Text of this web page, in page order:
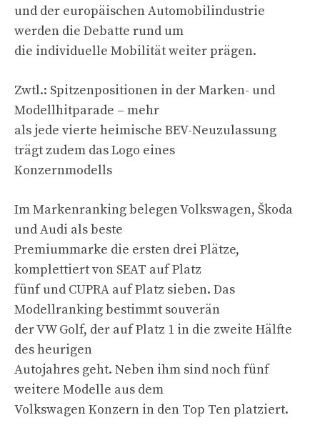
und der europäischen Automobilindustrie
werden die Debatte rund um
die individuelle Mobilität weiter prägen.
Zwtl.: Spitzenpositionen in der Marken- und
Modellhitparade – mehr
als jede vierte heimische BEV-Neuzulassung
trägt zudem das Logo eines
Konzernmodells
Im Markenranking belegen Volkswagen, Škoda
und Audi als beste
Premiummarke die ersten drei Plätze,
komplettiert von SEAT auf Platz
fünf und CUPRA auf Platz sieben. Das
Modellranking bestimmt souverän
der VW Golf, der auf Platz 1 in die zweite Hälfte
des heurigen
Autojahres geht. Neben ihm sind noch fünf
weitere Modelle aus dem
Volkswagen Konzern in den Top Ten platziert.